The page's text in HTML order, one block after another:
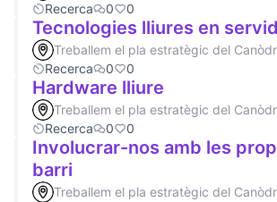
Recerca
0 0
Tecnologies lliures en
Treballem el pla estratègic del
Recerca
0 0
Hardware lliure
Treballem el pla estratègic del
Recerca
0 0
Involucrar-nos amb les
barri
Treballem el pla estratègic del